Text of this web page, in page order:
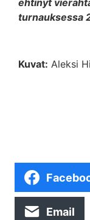
turnauksessa
Kuvat: Aleksi
Email